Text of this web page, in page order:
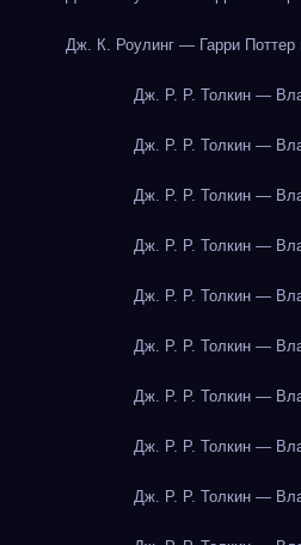
Дж. К. Роулинг — Гарри
Дж. Р. Р. Толкин —
Дж. Р. Р. Толкин —
Дж. Р. Р. Толкин —
Дж. Р. Р. Толкин —
Дж. Р. Р. Толкин —
Дж. Р. Р. Толкин —
Дж. Р. Р. Толкин —
Дж. Р. Р. Толкин —
Дж. Р. Р. Толкин —